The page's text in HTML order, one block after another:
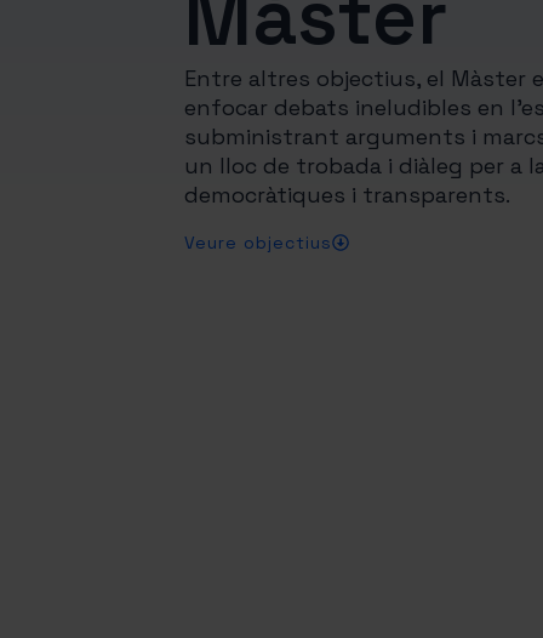
Entre altres objectius, el Màster
enfocar debats ineludibles en
subministrant arguments i
un lloc de trobada i diàleg per a
democràtiques i transparents.
Veure objectius